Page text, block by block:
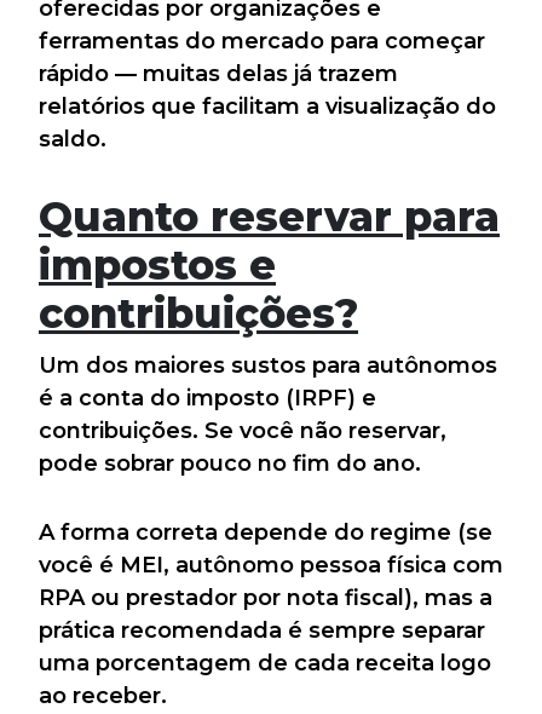
oferecidas por organizações e
ferramentas do mercado para começar
rápido — muitas delas já trazem
relatórios que facilitam a visualização do
saldo.
Quanto reservar para
impostos e
contribuições?
Um dos maiores sustos para autônomos
é a conta do imposto (IRPF) e
contribuições. Se você não reservar,
pode sobrar pouco no fim do ano.
A forma correta depende do regime (se
você é MEI, autônomo pessoa física com
RPA ou prestador por nota fiscal), mas a
prática recomendada é sempre separar
uma porcentagem de cada receita logo
ao receber.